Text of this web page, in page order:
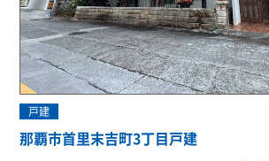
戸建
那覇市首里末吉町3丁目戸建